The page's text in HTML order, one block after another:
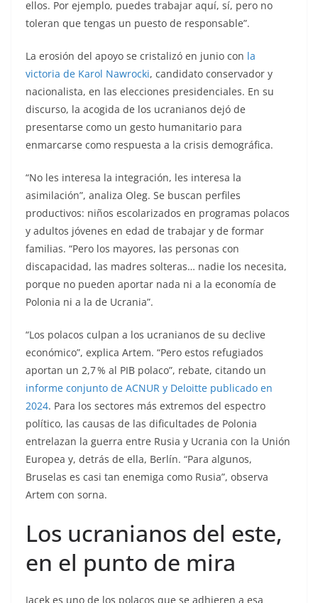
ellos. Por ejemplo, puedes trabajar aquí, sí, pero no
toleran que tengas un puesto de responsable”.
La erosión del apoyo se cristalizó en junio con la
victoria de Karol Nawrocki, candidato conservador y
nacionalista, en las elecciones presidenciales. En su
discurso, la acogida de los ucranianos dejó de
presentarse como un gesto humanitario para
enmarcarse como respuesta a la crisis demográfica.
“No les interesa la integración, les interesa la
asimilación”, analiza Oleg. Se buscan perfiles
productivos: niños escolarizados en programas polacos
y adultos jóvenes en edad de trabajar y de formar
familias. “Pero los mayores, las personas con
discapacidad, las madres solteras… nadie los necesita,
porque no pueden aportar nada ni a la economía de
Polonia ni a la de Ucrania”.
“Los polacos culpan a los ucranianos de su declive
económico”, explica Artem. “Pero estos refugiados
aportan un 2,7 % al PIB polaco”, rebate, citando un
informe conjunto de ACNUR y Deloitte publicado en
2024. Para los sectores más extremos del espectro
político, las causas de las dificultades de Polonia
entrelazan la guerra entre Rusia y Ucrania con la Unión
Europea y, detrás de ella, Berlín. “Para algunos,
Bruselas es casi tan enemiga como Rusia”, observa
Artem con sorna.
Los ucranianos del este,
en el punto de mira
Jacek es uno de los polacos que se adhieren a esa